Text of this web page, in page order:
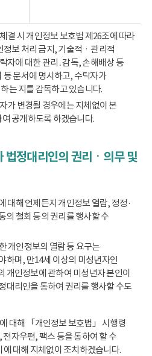
결 시 개인정보 보호법 제26조에 따라
정보 처리 금지, 기술적ㆍ관리적
자에 대한 관리․감독, 손해배상 등
등 문서에 명시하고, 수탁자가
는 지를 감독하고 있습니다.
가 변경될 경우에는 지체없이 본
공개하도록 하겠습니다.
법정대리인의 권리ㆍ의무 및
대해 언제든지 개인정보 열람, 정정·
의 철회 등의 권리를 행사할 수
개인정보의 열람 등 요구는
하며, 만14세 이상의 미성년자인
개인정보에 관하여 미성년자 본인이
대리인을 통하여 권리를 행사할 수도
대해 「개인정보 보호법」 시행령
자우편, 팩스 등을 통하여 할 수
대해 지체없이 조치하겠습니다.